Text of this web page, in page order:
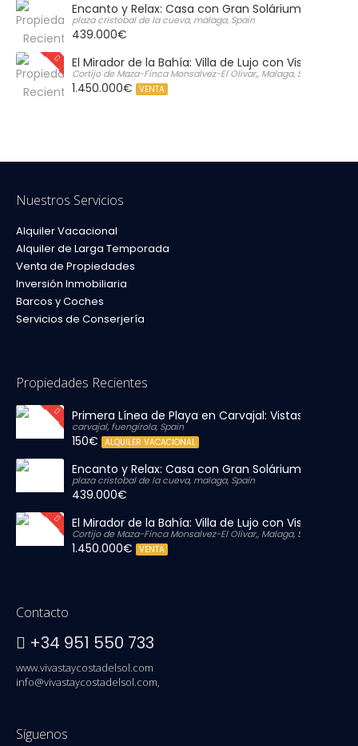
Encanto y Relax: Casa con Gran Solárium Privado
plaza cristobal de la cueva, malaga, Spain
439.000€
El Mirador de la Bahía: Villa de Lujo con Vistas
Cortijo de Maza-Finca Monsalvez-El Olivar,, Malaga, Spain
1.450.000€ VENTA
Nuestros Servicios
Alquiler Vacacional
Alquiler de Larga Temporada
Venta de Propiedades
Inversión Inmobiliaria
Barcos y Coches
Servicios de Conserjería
Propiedades Recientes
Primera Línea de Playa en Carvajal: Vistas al Mar y
carvajal, fuengirola, Spain
150€ ALQUILER VACACIONAL
Encanto y Relax: Casa con Gran Solárium Privado
plaza cristobal de la cueva, malaga, Spain
439.000€
El Mirador de la Bahía: Villa de Lujo con Vistas
Cortijo de Maza-Finca Monsalvez-El Olivar,, Malaga, Spain
1.450.000€ VENTA
Contacto
+34 951 550 733
www.vivastaycostadelsol.com
info@vivastaycostadelsol.com,
Síguenos